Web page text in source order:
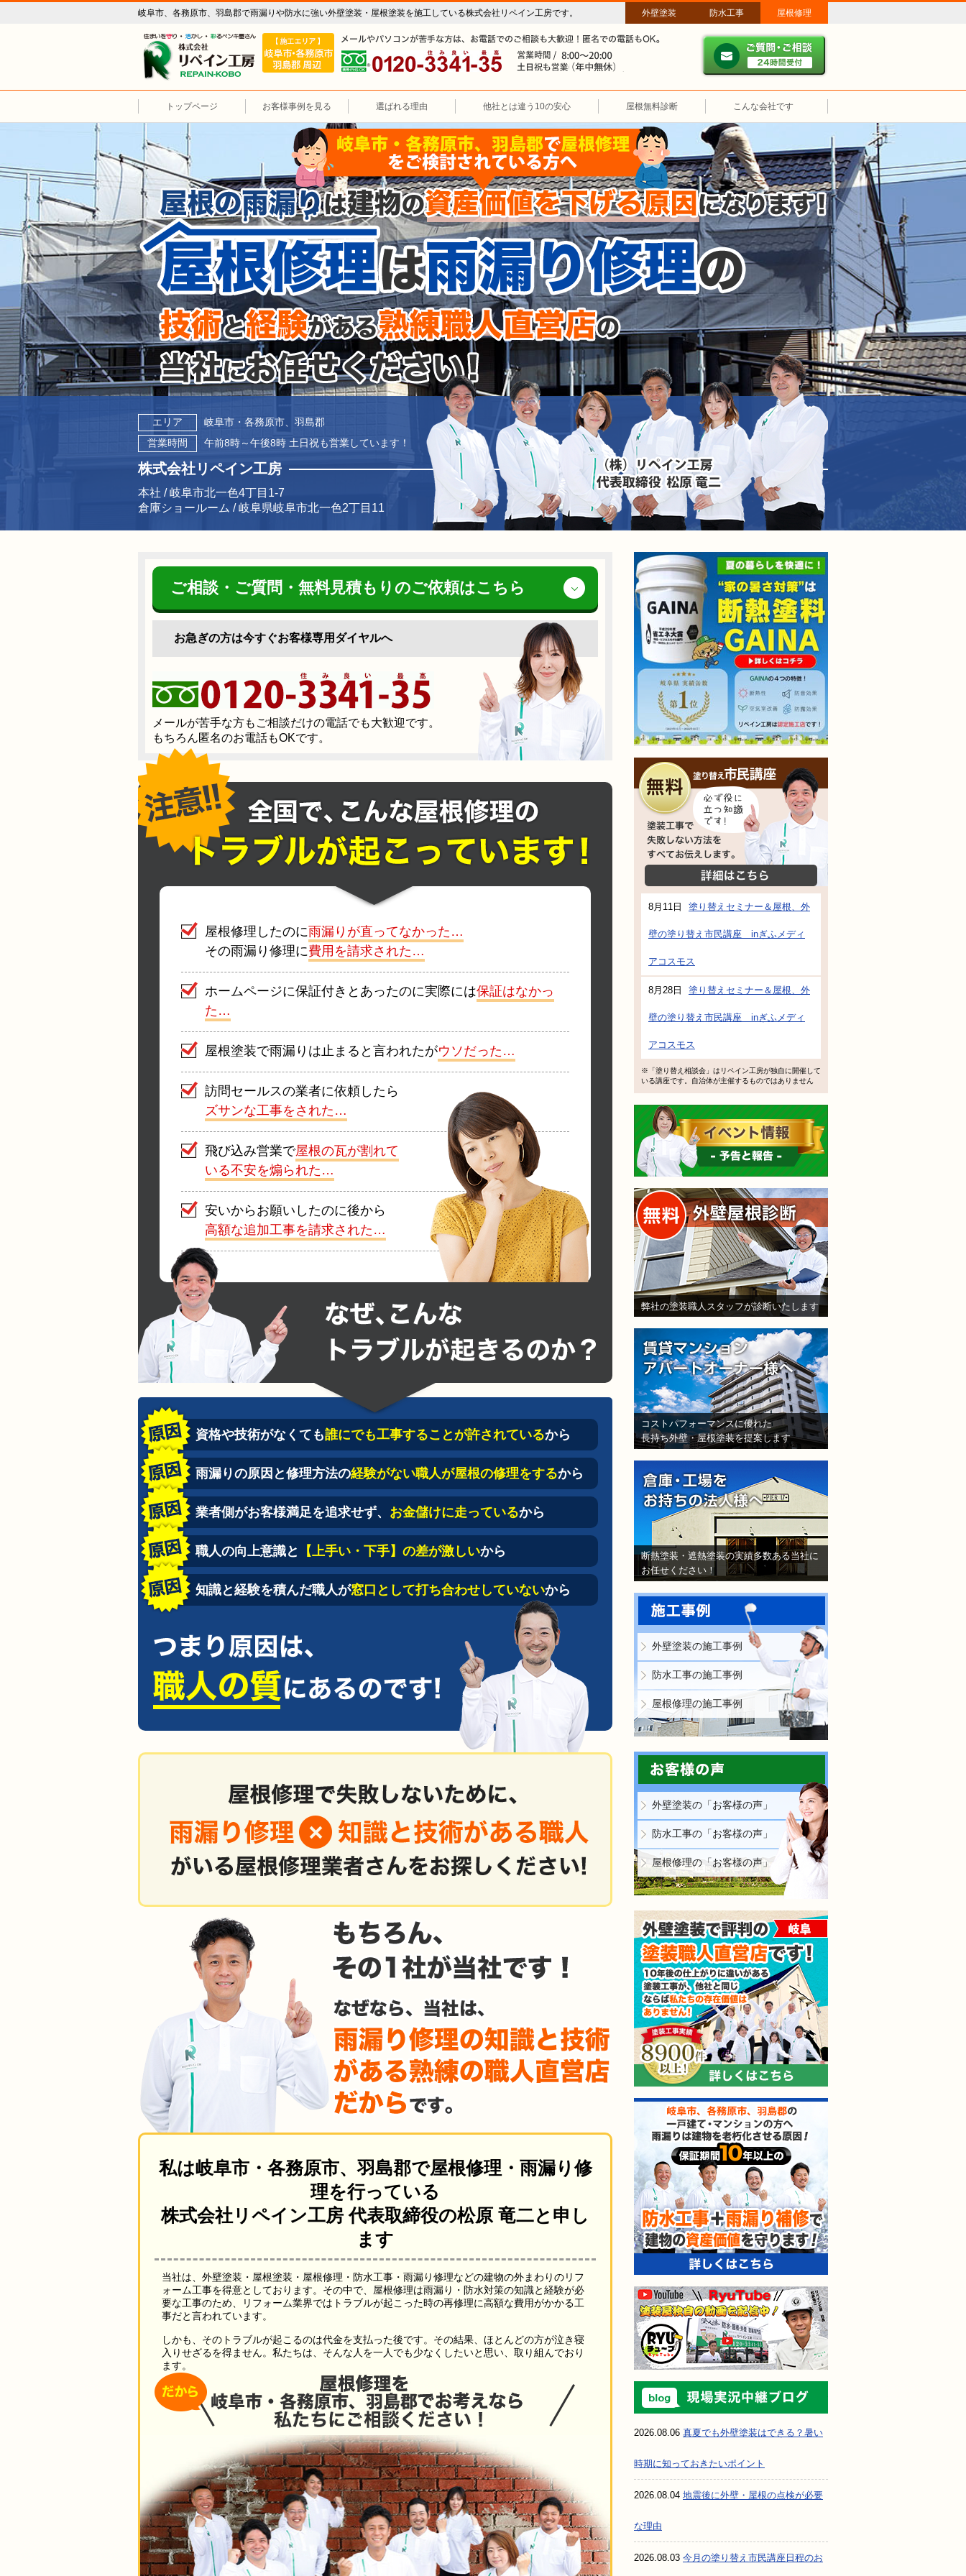
岐阜市、各務原市、羽島郡で雨漏りや防水に強い外壁塗装・屋根塗装を施工している株式会社リペイン工房です。 外壁塗装 防水工事 屋根修理
リペイン工房（外壁塗装・屋根塗装・雨漏り修理・防水工事）
施工エリア 岐阜市、各務原市、羽島郡。
メールやパソコンが苦手な方は、お電話でのご相談も大歓迎！匿名での
0120-3341-35
営業時間：午前8時～午後8時 年中無休、土日祝も営業しています。
トップページ お客様事例を見る 選ばれる理由 他社とは違う10の安心 屋根無料診断 こんな会社です
エリア
岐阜市・各務原市、羽島郡
営業時間
午前8時～午後8時 土日祝も営業しています！
株式会社リペイン工房
本社 / 岐阜市北一色4丁目1-7
倉庫ショールーム / 岐阜県岐阜市北一色2丁目11
ご相談・ご質問・無料見積もりのご依頼はこちら
お急ぎの方は今すぐお客様専用ダイヤルへ
メールが苦手な方もご相談だけの電話でも大歓迎です。
もちろん匿名のお電話もOKです。
屋根修理したのに雨漏りが直ってなかった…
その雨漏り修理に費用を請求された…
ホームページに保証付きとあったのに実際には保証はなかっ
た…
屋根塗装で雨漏りは止まると言われたがウソだった…
訪問セールスの業者に依頼したら
ズサンな工事をされた…
飛び込み営業で屋根の瓦が割れて
いる不安を煽られた…
安いからお願いしたのに後から
高額な追加工事を請求された…
資格や技術がなくても誰にでも工事することが許されているから
雨漏りの原因と修理方法の経験がない職人が屋根の修理をするから
業者側がお客様満足を追求せず、 お金儲けに走っているから
職人の向上意識と 【上手い・下手】の差が激しいから
知識と経験を積んだ職人が窓口として打ち合わせしていないから
私は岐阜市・各務原市、羽島郡で屋根修理・雨漏り修
理を行っている
株式会社リペイン工房 代表取締役の松原 竜二と申し
ます
当社は、外壁塗装・屋根塗装・屋根修理・防水工事・雨漏り修理などの建物の外まわりのリフ
ォーム工事を得意としております。その中で、屋根修理は雨漏り・防水対策の知識と経験が必
要な工事のため、リフォーム業界ではトラブルが起こった時の再修理に高額な費用がかかる工
事だと言われています。
しかも、そのトラブルが起こるのは代金を支払った後です。その結果、ほとんどの方が泣き寝
入りせざるを得ません。私たちは、そんな人を一人でも少なくしたいと思い、取り組んでおり
ます。
塗装工事で失敗しない方法をすべてお伝え
8月11日 塗り替えセミナー＆屋根、外
壁の塗り替え市民講座 inぎふメディ
アコスモス
8月28日 塗り替えセミナー＆屋根、外
壁の塗り替え市民講座 inぎふメディ
アコスモス
※「塗り替え相談会」はリペイン工房が独自に開催して
いる講座です。自治体が主催するものではありません
弊社の塗装職人スタッフが診断いたします
コストパフォーマンスに優れた
長持ち外壁・屋根塗装を提案します
断熱塗装・遮熱塗装の実績多数ある当社に
お任せください！
外壁塗装の施工事例
防水工事の施工事例
屋根修理の施工事例
外壁塗装の「お客様の声」
防水工事の「お客様の声」
屋根修理の「お客様の声」
2026.08.06 真夏でも外壁塗装はできる？暑い
時期に知っておきたいポイント
2026.08.04 地震後に外壁・屋根の点検が必要
な理由
2026.08.03 今月の塗り替え市民講座日程のお